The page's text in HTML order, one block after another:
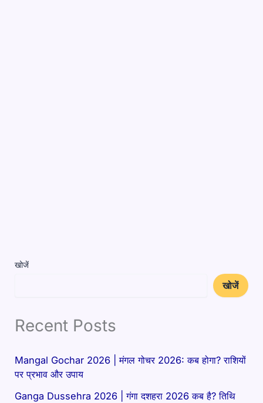
खोजें
खोजें
Recent Posts
Mangal Gochar 2026 | मंगल गोचर 2026: कब होगा? राशियों
पर प्रभाव और उपाय
Ganga Dussehra 2026 | गंगा दशहरा 2026 कब है? तिथि